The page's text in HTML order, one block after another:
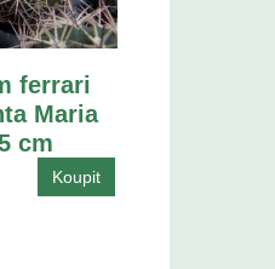
ferrari
Maria
cm